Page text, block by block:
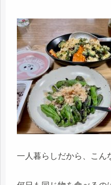
一人暮らしだから、こん